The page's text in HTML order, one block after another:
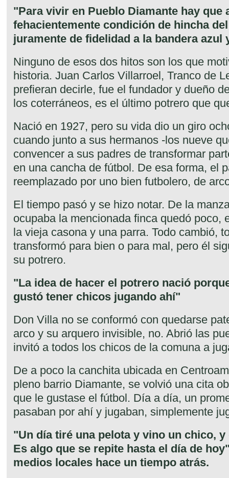
"Para vivir en Pueblo Diamante hay que
fehacientemente condición de hincha
juramente de fidelidad a la bandera azul
Ninguno de esos dos hitos son los que
historia. Juan Carlos Villarroel, Tranco de
prefieran decirle, fue el fundador y dueño
los coterráneos, es el último potrero que
Nació en 1927, pero su vida dio un giro
cuando junto a sus hermanos -los nueve
convencer a sus padres de transformar
en una cancha de fútbol. De esa forma, el
reemplazado por uno bien futbolero, de
El tiempo pasó y se hizo notar. De la
ocupaba la mencionada finca quedó poco,
la vieja casona y una parra. Todo cambió,
transformó para bien o para mal, pero él
su potrero.
"La idea de hacer el potrero nació
gustó tener chicos jugando ahí"
Don Villa no se conformó con quedarse
arco y su arquero invisible, no. Abrió las
invitó a todos los chicos de la comuna a
De a poco la canchita ubicada en
pleno barrio Diamante, se volvió una cita
que le gustase el fútbol. Día a día, un
pasaban por ahí y jugaban, simplemente
"Un día tiré una pelota y vino un chico,
Es algo que se repite hasta el día de
medios locales hace un tiempo atrás.